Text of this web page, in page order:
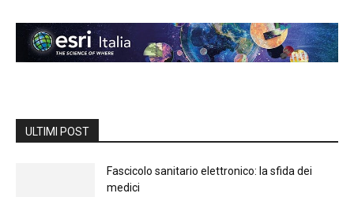
ULTIMI POST
Fascicolo sanitario elettronico: la sfida dei
medici